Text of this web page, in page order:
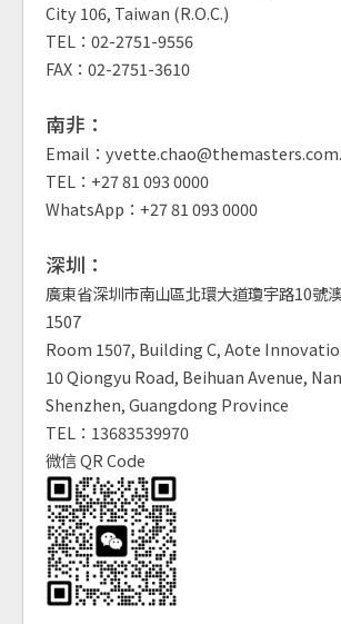
City 106, Taiwan (R.O.C.)
TEL：02-2751-9556
FAX：02-2751-3610
南非：
Email：
TEL：+27 81 093 0000
WhatsApp：+27 81 093 0000
深圳：
廣東省深圳市南山區北環大道瓊宇路10號
1507
Room 1507, Building C, Aote
10 Qiongyu Road, Beihuan Avenue,
Shenzhen, Guangdong Province
TEL：13683539970
微信 QR Code